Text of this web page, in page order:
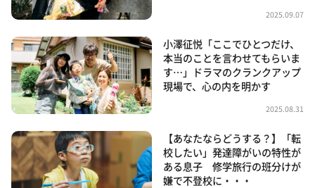
2025.09.07
小澤征悦「ここでひとつだけ、
本当のことを言わせてもらいま
す…」ドラマのクランクアップ
現場で、心の内を明かす
2025.08.31
【あなたならどうする？】「転
校したい」発達障がいの特性が
ある息子 修学旅行の班分けが
嫌で不登校に・・・